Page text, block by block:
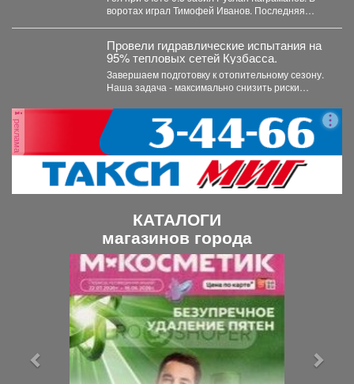
воротах играл Тимофей Иванов. Последняя
Провели гидравлические испытания на
95% тепловых сетей Кузбасса.
Завершаем подготовку к отопительному сезону.
Наша задача - максимально снизить риски
реклама
КАТАЛОГИ
магазинов города